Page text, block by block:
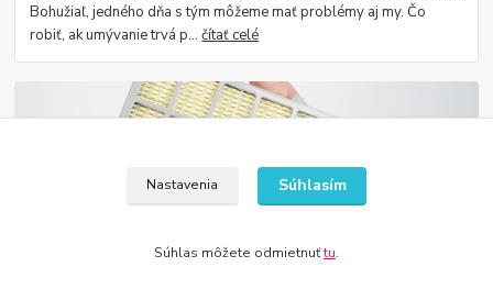
Bohužiaľ, jedného dňa s tým môžeme mať problémy aj my. Čo
robiť, ak umývanie trvá p...čítať celé
Nastavenia Súhlasím
Súhlas môžete odmietnuťtu.